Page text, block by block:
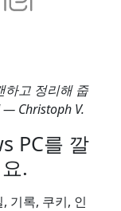
하고 정리해 줍
— Christoph V.
PC를 깔
.
기록, 쿠키, 인